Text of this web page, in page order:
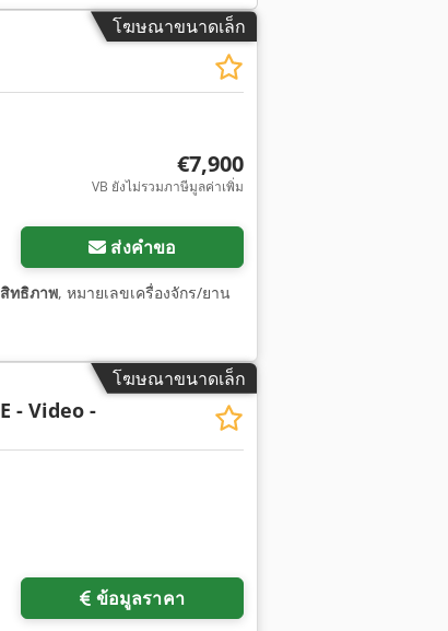
โฆษณาขนาดเล็ก
€7,900
VB ยังไม่รวมภาษีมูลค่าเพิ่ม
ส่งคำขอ
ทธิภาพ, หมายเลขเครื่องจักร/ยาน
โฆษณาขนาดเล็ก
- Video -
ข้อมูลราคา